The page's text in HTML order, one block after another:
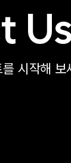
시작해 보